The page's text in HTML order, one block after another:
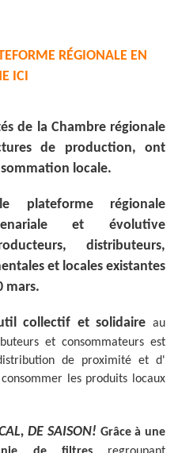
RÉGIONALE EN
ICI
de la Chambre régionale
de production, ont
locale.
plateforme régionale
et évolutive
distributeurs,
et locales existantes
mars.
collectif et solidaire au
et consommateurs est
de proximité et d'
les produits locaux
DE SAISON! Grâce à une